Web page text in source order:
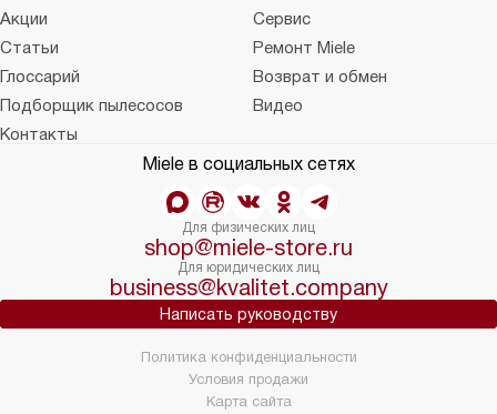
Акции
Сервис
Статьи
Ремонт Miele
Глоссарий
Возврат и обмен
Подборщик пылесосов
Видео
Контакты
Miele в социальных сетях
Для физических лиц
shop@miele-store.ru
Для юридических лиц
business@kvalitet.company
Написать руководству
Политика конфиденциальности
Условия продажи
Карта сайта